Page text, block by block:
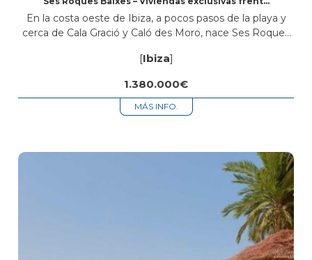
En la costa oeste de Ibiza, a pocos pasos de la playa y
cerca de Cala Gració y Caló des Moro, nace Ses Roques
ibicenco,...
[Ibiza]
1.380.000€
MÁS INFO.